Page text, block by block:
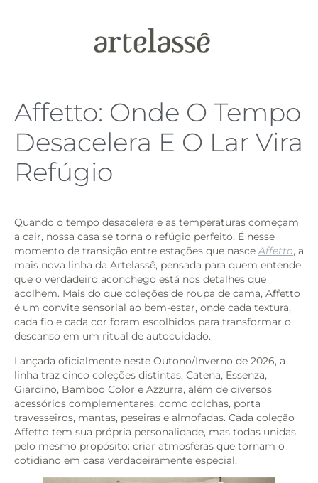
Affetto: Onde O Tempo
Desacelera E O Lar Vira
Refúgio
Quando o tempo desacelera e as temperaturas começam
a cair, nossa casa se torna o refúgio perfeito. É nesse
momento de transição entre estações que nasceAffetto, a
mais nova linha da Artelassê, pensada para quem entende
que o verdadeiro aconchego está nos detalhes que
acolhem. Mais do que coleções de roupa de cama, Affetto
é um convite sensorial ao bem-estar, onde cada textura,
cada fio e cada cor foram escolhidos para transformar o
descanso em um ritual de autocuidado.
Lançada oficialmente neste Outono/Inverno de 2026, a
linha traz cinco coleções distintas: Catena, Essenza,
Giardino, Bamboo Color e Azzurra, além de diversos
acessórios complementares, como colchas, porta
travesseiros, mantas, peseiras e almofadas. Cada coleção
Affetto tem sua própria personalidade, mas todas unidas
pelo mesmo propósito: criar atmosferas que tornam o
cotidiano em casa verdadeiramente especial.